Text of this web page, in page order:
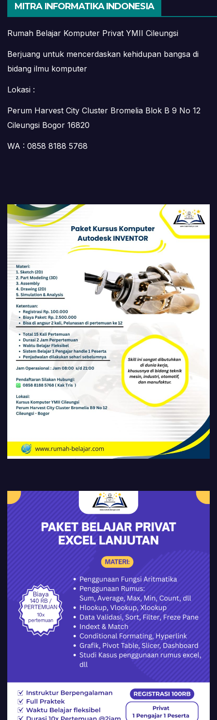
MITRA INFORMATIKA INDONESIA
Rumah Belajar Komputer Privat YMII Cileungsi
Berjuang untuk mencerdaskan kehidupan bangsa di
bidang ilmu komputer
Lokasi :
Perum Harvest City Cluster Bromelia Blok B 9 No 12
Cileungsi Bogor 16820
WA : 0858 8188 5768